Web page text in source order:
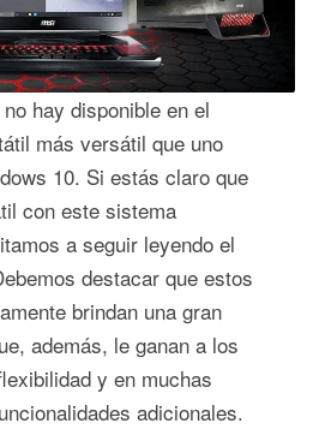
hay disponible en el
más versátil que uno
10. Si estás claro que
con este sistema
a seguir leyendo el
destacar que estos
brindan una gran
además, le ganan a los
y en muchas
adicionales.